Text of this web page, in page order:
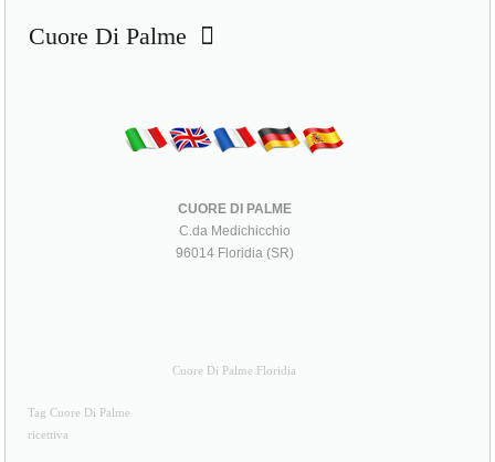
Cuore Di Palme
CUORE DI PALME
C.da Medichicchio
96014 Floridia (SR)
Cuore Di Palme Floridia
Tag Cuore Di Palme
ricettiva